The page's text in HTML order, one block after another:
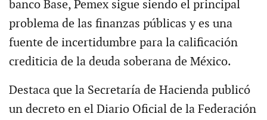
banco Base, Pemex sigue siendo el principal
problema de las finanzas públicas y es una
fuente de incertidumbre para la calificación
crediticia de la deuda soberana de México.
Destaca que la Secretaría de Hacienda publicó
un decreto en el Diario Oficial de la Federación